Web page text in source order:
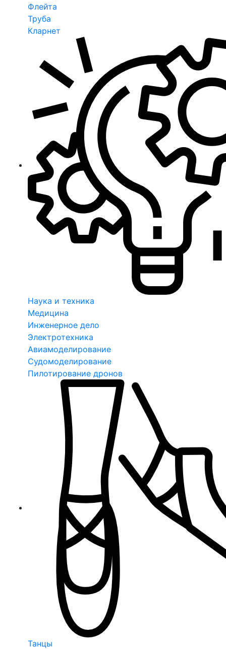
Флейта
Труба
Кларнет
Наука и техника
Медицина
Инженерное дело
Электротехника
Авиамоделирование
Судомоделирование
Пилотирование дронов
Танцы